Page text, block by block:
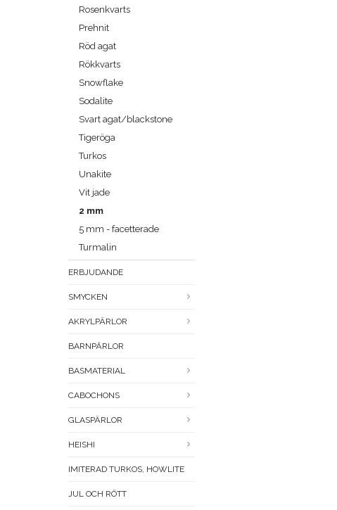
Rosenkvarts
Prehnit
Röd agat
Rökkvarts
Snowflake
Sodalite
Svart agat/blackstone
Tigeröga
Turkos
Unakite
Vit jade
2 mm
5 mm - facetterade
Turmalin
ERBJUDANDE
SMYCKEN
AKRYLPÄRLOR
BARNPÄRLOR
BASMATERIAL
CABOCHONS
GLASPÄRLOR
HEISHI
IMITERAD TURKOS, HOWLITE
JUL OCH RÖTT